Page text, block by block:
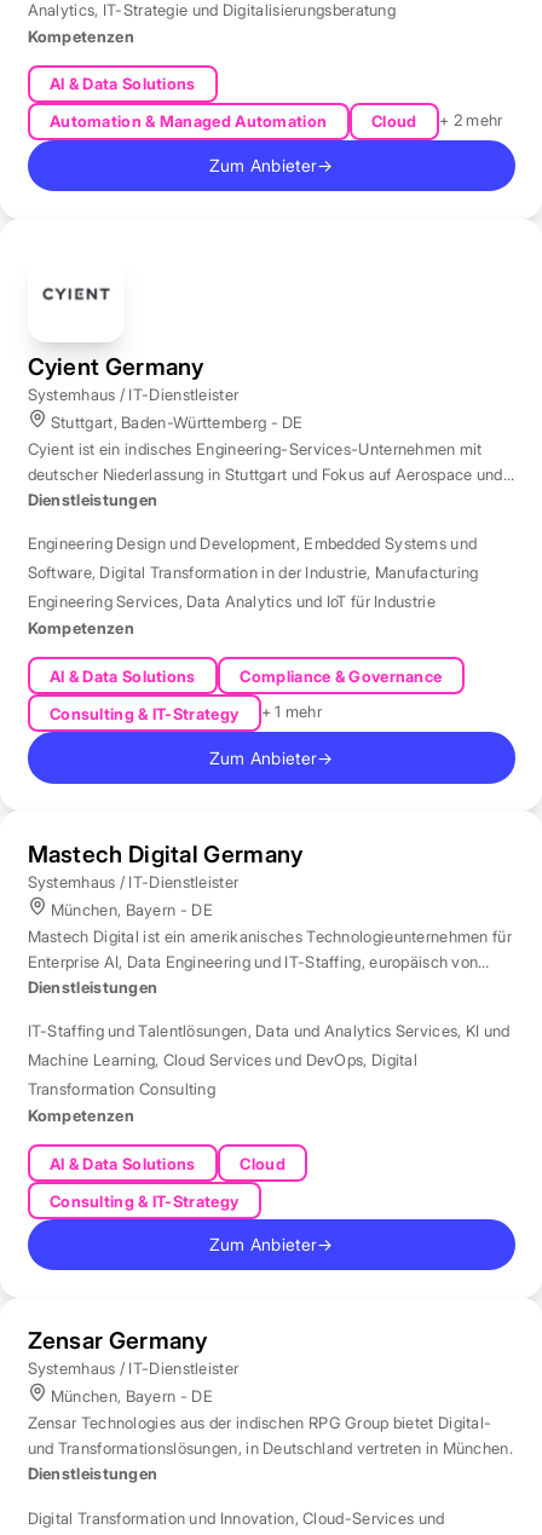
Analytics, IT-Strategie und Digitalisierungsberatung
Kompetenzen
AI & Data Solutions
Automation & Managed Automation
Cloud + 2 mehr
Zum Anbieter→
Cyient Germany
Systemhaus / IT-Dienstleister
Stuttgart, Baden-Württemberg - DE
Cyient ist ein indisches Engineering-Services-Unternehmen mit
deutscher Niederlassung in Stuttgart und Fokus auf Aerospace und
Automotive.
Dienstleistungen
Engineering Design und Development, Embedded Systems und
Software, Digital Transformation in der Industrie, Manufacturing
Engineering Services, Data Analytics und IoT für Industrie
Kompetenzen
AI & Data Solutions
Compliance & Governance
Consulting & IT-Strategy
+ 1 mehr
Zum Anbieter→
Mastech Digital Germany
Systemhaus / IT-Dienstleister
München, Bayern - DE
Mastech Digital ist ein amerikanisches Technologieunternehmen für
Enterprise AI, Data Engineering und IT-Staffing, europäisch von
London aus betreut.
Dienstleistungen
IT-Staffing und Talentlösungen, Data und Analytics Services, KI und
Machine Learning, Cloud Services und DevOps, Digital
Transformation Consulting
Kompetenzen
AI & Data Solutions
Cloud
Consulting & IT-Strategy
Zum Anbieter→
Zensar Germany
Systemhaus / IT-Dienstleister
München, Bayern - DE
Zensar Technologies aus der indischen RPG Group bietet Digital-
und Transformationslösungen, in Deutschland vertreten in München.
Dienstleistungen
Digital Transformation und Innovation,Cloud-Services und